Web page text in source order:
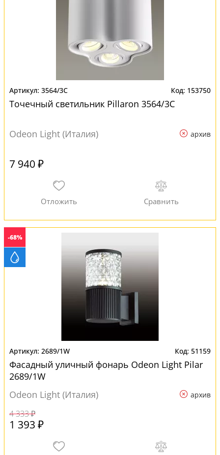
3564/3C 153750
Точечный светильник Pillaron 3564/3C
Odeon Light (Италия) архив
7 940 ₽
-68%
2689/1W 51159
Фасадный уличный фонарь Odeon Light Pilar
2689/1W
Odeon Light (Италия)
архив
4 333 ₽
1 393 ₽